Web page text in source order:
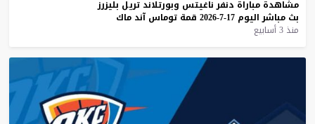
مشاهدة مباراة دنفر ناغيتس وبورتلاند تريل بليزرز
بث مباشر اليوم 17-7-2026 قمة توماس آند ماك
منذ 3 أسابيع